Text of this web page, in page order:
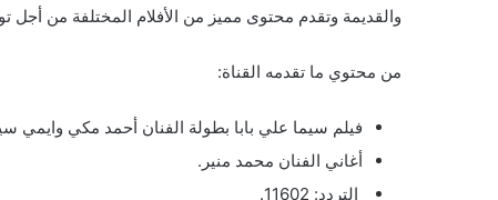
والقديمة وتقدم محتوى مميز من الأفلام المختلفة من أجل
من محتوي ما تقدمه القناة:
فيلم سيما علي بابا بطولة الفنان أحمد مكي وايمي
أغاني الفنان محمد منير.
التردد: 11602.